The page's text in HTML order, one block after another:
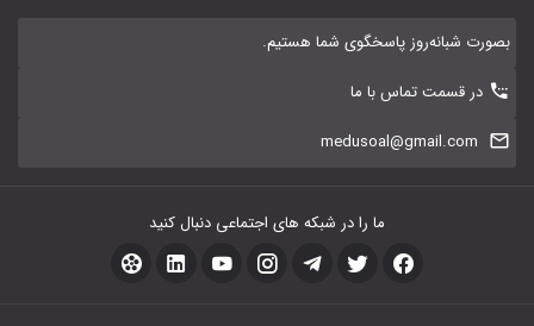
بصورت شبانه‌روز پاسخگوی شما هستیم.
در قسمت تماس با ما
medusoal@gmail.com
ما را در شبکه های اجتماعی دنبال کنید